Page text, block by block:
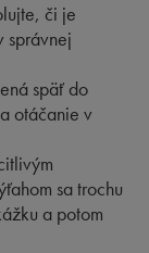
či je
správnej
späť do
otáčanie v
sa trochu
a potom